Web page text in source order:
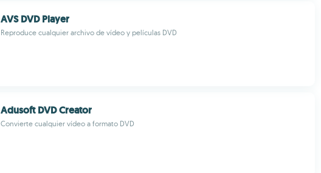
AVS DVD Player
Reproduce cualquier archivo de vídeo y películas DVD
Adusoft DVD Creator
Convierte cualquier vídeo a formato DVD